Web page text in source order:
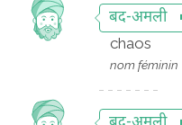
बद-अमली
chaos
nom féminin